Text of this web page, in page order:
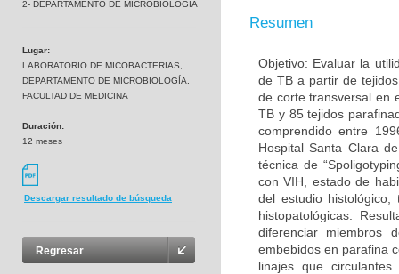
2- DEPARTAMENTO DE MICROBIOLOGÍA
Lugar:
LABORATORIO DE MICOBACTERIAS,
DEPARTAMENTO DE MICROBIOLOGÍA.
FACULTAD DE MEDICINA
Duración:
12 meses
Descargar resultado de búsqueda
Regresar
Resumen
Objetivo: Evaluar la
de TB a partir de
de corte transversal en
TB y 85 tejidos
comprendido entre
Hospital Santa Clara
técnica de
con VIH, estado de
del estudio
histopatológicas.
diferenciar miembros
embebidos en parafina
linajes que